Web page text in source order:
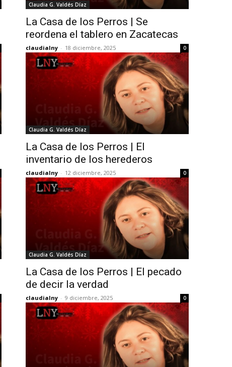
Claudia G. Valdés Díaz
La Casa de los Perros | Se
reordena el tablero en Zacatecas
claudialny - 18 diciembre, 2025 0
Claudia G. Valdés Díaz
La Casa de los Perros | El
inventario de los herederos
claudialny - 12 diciembre, 2025 0
Claudia G. Valdés Díaz
La Casa de los Perros | El pecado
de decir la verdad
claudialny - 9 diciembre, 2025 0